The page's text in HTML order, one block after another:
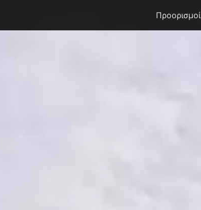
Προορισμοί